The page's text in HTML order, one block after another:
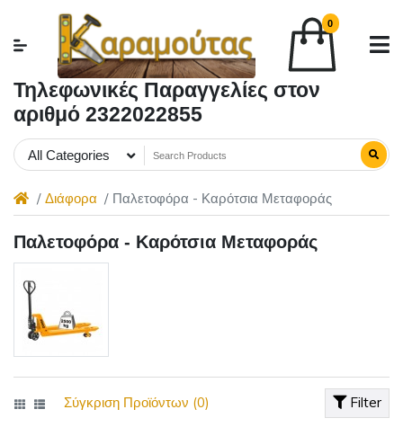
0
Τηλεφωνικές Παραγγελίες στον
αριθμό 2322022855
All Categories
Διάφορα Παλετοφόρα - Καρότσια Μεταφοράς
Παλετοφόρα - Καρότσια Μεταφοράς
Filter
Σύγκριση Προϊόντων (0)